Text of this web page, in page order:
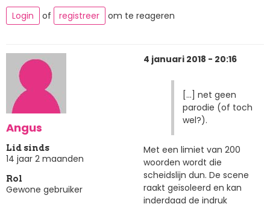
Login of registreer om te reageren
Angus
Lid sinds
14 jaar 2 maanden
Rol
Gewone gebruiker
4 januari 2018 - 20:16
[...] net geen
parodie (of toch
wel?).
Met een limiet van 200
woorden wordt die
scheidslijn dun. De scene
raakt geïsoleerd en kan
inderdaad de indruk